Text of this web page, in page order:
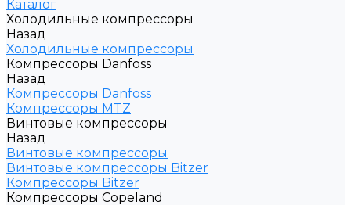
Каталог
Холодильные компрессоры
Назад
Холодильные компрессоры
Компрессоры Danfoss
Назад
Компрессоры Danfoss
Компрессоры MTZ
Винтовые компрессоры
Назад
Винтовые компрессоры
Винтовые компрессоры Bitzer
Компрессоры Bitzer
Компрессоры Copeland